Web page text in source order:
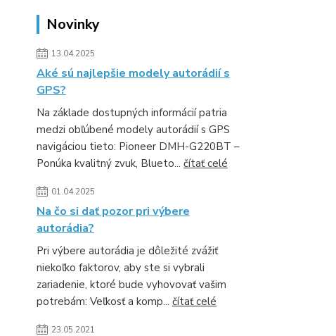
Novinky
13.04.2025
Aké sú najlepšie modely autorádií s
GPS?
Na základe dostupných informácií patria
medzi obľúbené modely autorádií s GPS
navigáciou tieto: Pioneer DMH-G220BT –
Ponúka kvalitný zvuk, Blueto... čítať celé
01.04.2025
Na čo si dať pozor pri výbere
autorádia?
Pri výbere autorádia je dôležité zvážiť
niekoľko faktorov, aby ste si vybrali
zariadenie, ktoré bude vyhovovať vašim
potrebám: Veľkosť a komp... čítať celé
23.05.2021